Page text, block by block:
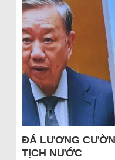
ĐÁ LƯƠNG
TỊCH NƯỚC